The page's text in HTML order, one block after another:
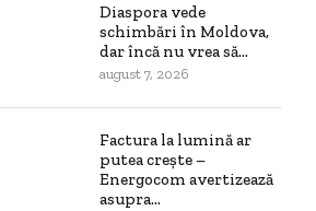
Diaspora vede
schimbări în Moldova,
dar încă nu vrea să...
august 7, 2026
Factura la lumină ar
putea crește –
Energocom avertizează
asupra...